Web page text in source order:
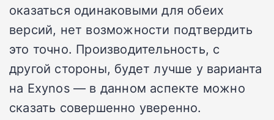
оказаться одинаковыми для обеих
версий, нет возможности подтвердить
это точно. Производительность, с
другой стороны, будет лучше у варианта
на Exynos — в данном аспекте можно
сказать совершенно уверенно.